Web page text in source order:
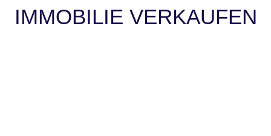
IMMOBILIE VERKAUFEN